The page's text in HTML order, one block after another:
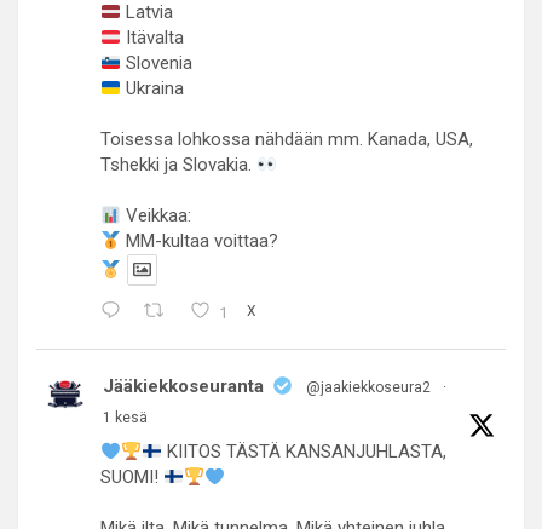
Latvia
Itävalta
Slovenia
Ukraina
Toisessa lohkossa nähdään mm. Kanada, USA,
Tshekki ja Slovakia.
Veikkaa:
MM-kultaa voittaa?
1 X
Jääkiekkoseuranta @jaakiekkoseura2
·
1 kesä
KIITOS TÄSTÄ KANSANJUHLASTA,
SUOMI!